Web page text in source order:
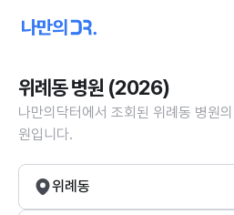
위례동 병원 (2026)
나만의닥터에서 조회된 위례동 병원
원입니다.
위례동